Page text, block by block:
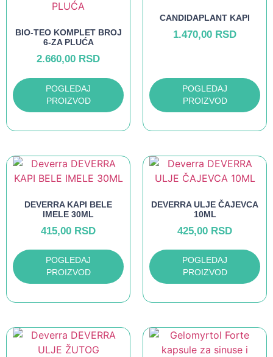
BIO-TEO KOMPLET BROJ
6-ZA PLUĆA
2.660,00 RSD
POGLEDAJ
PROIZVOD
CANDIDAPLANT KAPI
1.470,00 RSD
POGLEDAJ
PROIZVOD
DEVERRA KAPI BELE
IMELE 30ML
415,00 RSD
POGLEDAJ
PROIZVOD
DEVERRA ULJE ČAJEVCA
10ML
425,00 RSD
POGLEDAJ
PROIZVOD